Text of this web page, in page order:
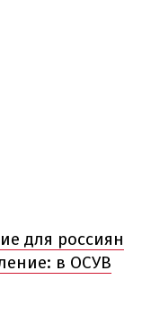
для россиян
в ОСУВ